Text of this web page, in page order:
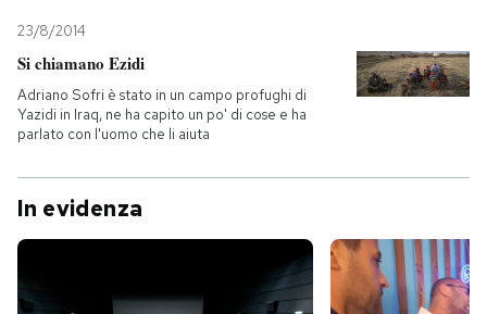
Mondo
Politica
Tecnologia
Internet
Economia
Consumismi
Storie/Idee
Ok Boomer!
Mondiali calcio 2026
23/8/2014
Si chiamano Ezidi
Adriano Sofri è stato in un campo profughi di
Yazidi in Iraq, ne ha capito un po' di cose e ha
parlato con l'uomo che li aiuta
In evidenza